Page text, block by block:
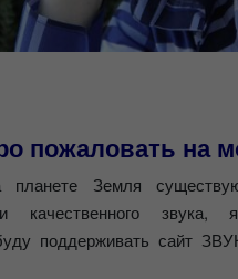
пожаловать на
планете Земля
качественного звука,
поддерживать сайт